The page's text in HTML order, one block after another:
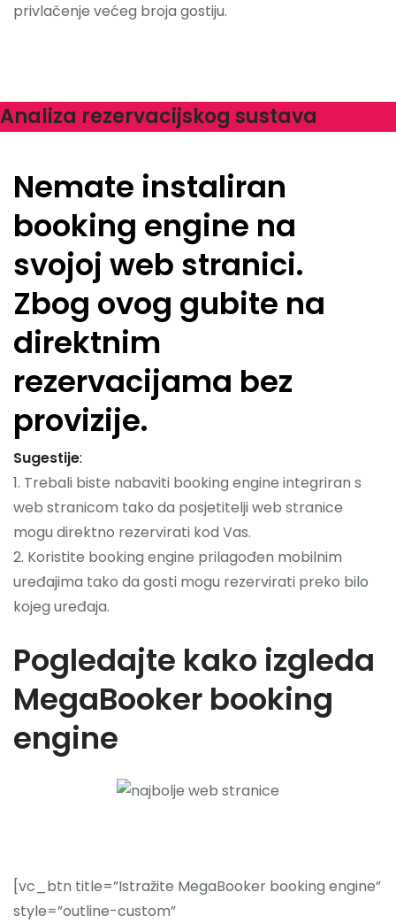
privlačenje većeg broja gostiju.
Analiza rezervacijskog sustava
Nemate instaliran
booking engine na
svojoj web stranici.
Zbog ovog gubite na
direktnim
rezervacijama bez
provizije.
Sugestije:
1. Trebali biste nabaviti booking engine integriran s
web stranicom tako da posjetitelji web stranice
mogu direktno rezervirati kod Vas.
2. Koristite booking engine prilagođen mobilnim
uređajima tako da gosti mogu rezervirati preko bilo
kojeg uređaja.
Pogledajte kako izgleda
MegaBooker booking
engine
[vc_btn title=”Istražite MegaBooker booking engine”
style=”outline-custom”